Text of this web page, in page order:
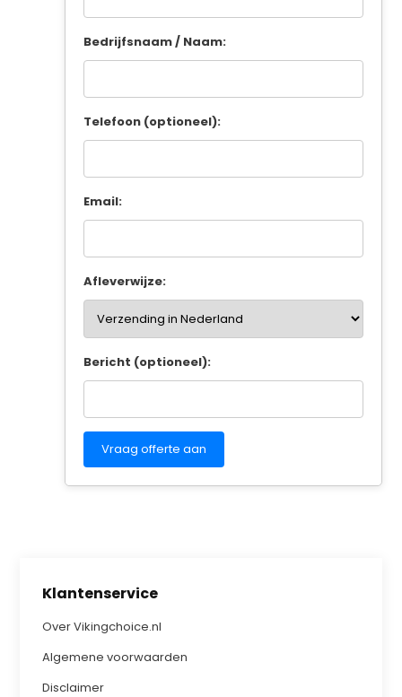
Klantenservice
Over Vikingchoice.nl
Algemene voorwaarden
Disclaimer
Bedrijfsnaam / Naam:
Telefoon (optioneel):
Email:
Afleverwijze:
Bericht (optioneel):